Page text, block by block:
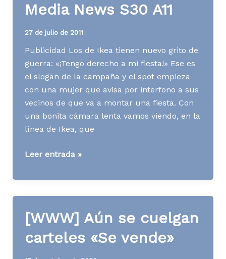
o
revés
Media News S30 A11
27 de julio de 2011
Publicidad Los de Ikea tienen nuevo grito de
guerra: «¡Tengo derecho a mi fiesta!» Ese es
el slogan de la campaña y el spot empieza
con una mujer que avisa por interfono a sus
vecinos de que va a montar una fiesta. Con
una bonita cámara lenta vamos viendo, en la
línea de Ikea, que
Media
S30
Leer entrada »
[WWW] Aún se cuelgan
carteles «Se vende»